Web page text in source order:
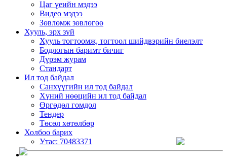
Цаг үеийн мэдээ
Видео мэдээ
Зөвлөмж зөвлөгөө
Хууль, эрх зүй
Хууль тогтоомж, тогтоол шийдвэрийн биелэлт
Бодлогын баримт бичиг
Дүрэм журам
Стандарт
Ил тод байдал
Санхүүгийн ил тод байдал
Хүний нөөцийн ил тод байдал
Өргөдөл гомдол
Тендер
Төсөл хөтөлбөр
Холбоо барих
Утас: 70483371